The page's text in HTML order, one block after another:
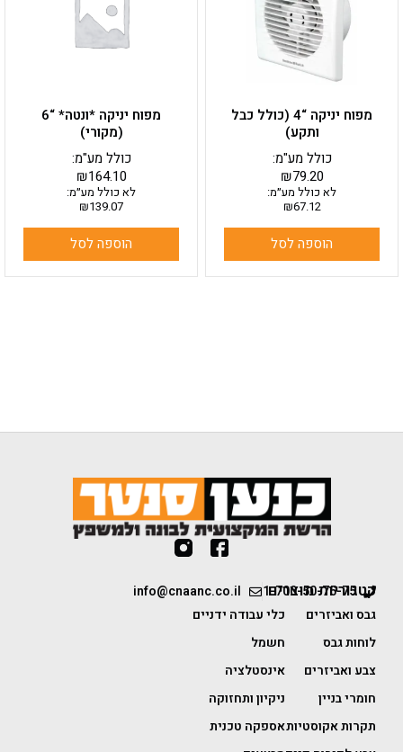
מפוח יניקה “4 (כולל כבל
ותקע)
₪79.20
כולל מע"מ:
לא כולל מע״מ:
₪67.12
הוספה לסל
מפוח יניקה *ונטה* “6
(מקורי)
₪164.10
כולל מע"מ:
לא כולל מע״מ:
₪139.07
הוספה לסל
1-700-50-75-75
info@cnaanc.co.il קטגוריות מוצרים
גבס ואביזרים
לוחות גבס
צבע ואביזרים
חומרי בניין
תקרות אקוסטיות
כלי עבודה ידניים
חשמל
אינסטלציה
ניקיון ותחזוקה
אספקה טכנית